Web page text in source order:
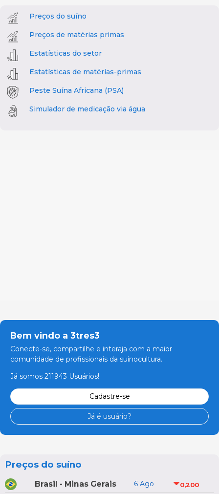
Preços do suíno
Preços de matérias primas
Estatísticas do setor
Estatísticas de matérias-primas
Peste Suína Africana (PSA)
Simulador de medicação via água
Bem vindo a 3tres3
Conecte-se, compartilhe e interaja com a maior
comunidade de profissionais da suinocultura.
Já somos 211943 Usuários!
Cadastre-se
Já é usuário?
Preços do suíno
Brasil - Minas Gerais 6 Ago 0,200